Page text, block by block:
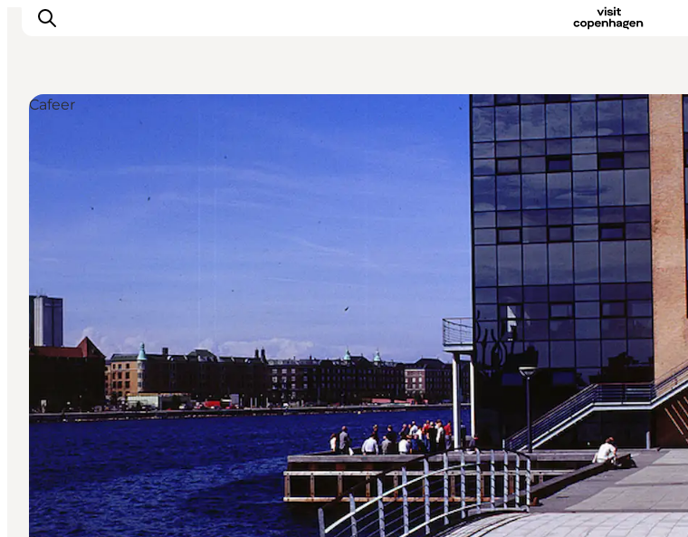
Spis & drik
Copenhagen Card
Cafeer